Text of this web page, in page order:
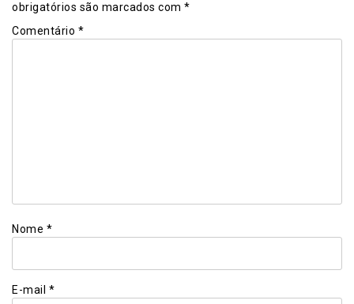
obrigatórios são marcados com *
Comentário *
Nome *
E-mail *